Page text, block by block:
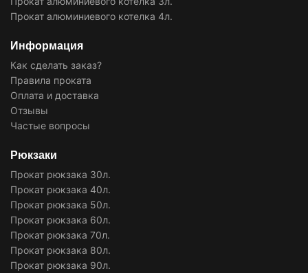
Прокат алюминиевого котелка 4л.
Информация
Как сделать заказ?
Правила проката
Оплата и доставка
Отзывы
Частые вопросы
Рюкзаки
Прокат рюкзака 30л.
Прокат рюкзака 40л.
Прокат рюкзака 50л.
Прокат рюкзака 60л.
Прокат рюкзака 70л.
Прокат рюкзака 80л.
Прокат рюкзака 90л.